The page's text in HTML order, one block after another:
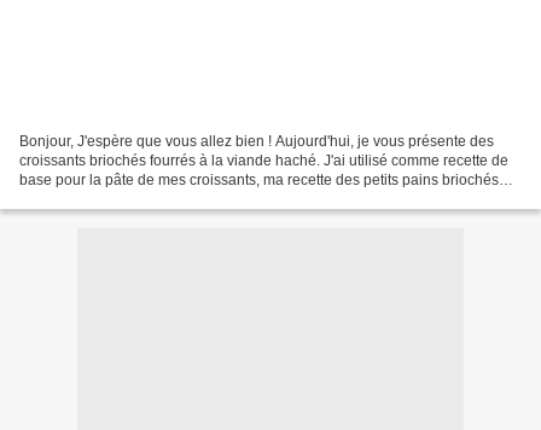
Bonjour, J'espère que vous allez bien ! Aujourd'hui, je vous présente des
croissants briochés fourrés à la viande haché. J'ai utilisé comme recette de
base pour la pâte de mes croissants, ma recette des petits pains briochés